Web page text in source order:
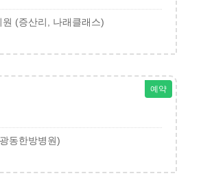
(증산리, 나래클래스)
예약
동한방병원)